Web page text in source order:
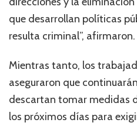
que desarrollan políticas
resulta criminal”, afirmaron.
Mientras tanto, los
aseguraron que
descartan tomar medidas
los próximos días para